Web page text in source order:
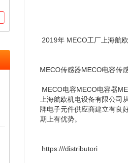
2019年 MECO工厂上海航
MECO传感器MECO电容传
MECO电容MECO电容器
上海航欧机电设备有限公
牌电子元件供应商建立有良
期上有优势。
https:///distributori